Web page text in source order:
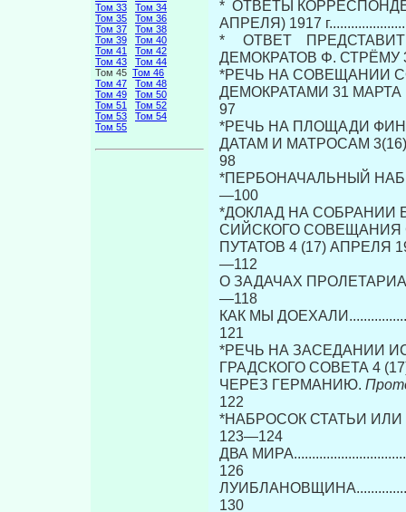
Том 33
Том 34
Том 35
Том 36
Том 37
Том 38
Том 39
Том 40
Том 41
Том 42
Том 43
Том 44
Том 45 Том 46
Том 47
Том 48
Том 49
Том 50
Том 51
Том 52
Том 53
Том 54
Том 55
* ОТВЕТЫ
АПРЕЛЯ) 1917
* ОТВЕТ
ДЕМОКРАТОВ Φ. СТРЁМУ
*РЕЧЬ НА СОВЕЩАНИИ
ДЕМОКРАТАМИ 31 МАРТА
97
*РЕЧЬ НА ПЛОЩАДИ
ДАТАМ И МАТРОСАМ
98
*ПЕРБОНАЧАЛЬНЫЙ
—100
*ДОКЛАД НА СОБРАНИИ
СИЙСКОГО СОВЕЩАНИЯ
ПУТАТОВ 4 (17) АПРЕЛЯ
—112
О ЗАДАЧАХ
—118
КАК МЫ
121
*РЕЧЬ НА ЗАСЕДАНИИ
ГРАДСКОГО СОВЕТА 4
ЧЕРЕЗ ГЕРМАНИЮ.
122
*НАБРОСОК СТАТЬИ
123—124
ДВА
126
130